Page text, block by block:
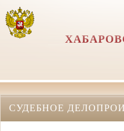
СУДЕБНОЕ